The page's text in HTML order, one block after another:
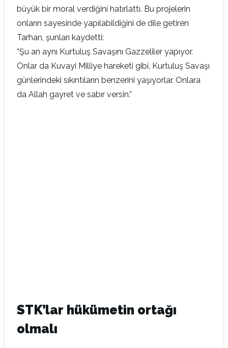
büyük bir moral verdiğini hatırlattı. Bu projelerin
onların sayesinde yapılabildiğini de dile getiren
Tarhan, şunları kaydetti:
“Şu an aynı Kurtuluş Savaşını Gazzeliler yapıyor.
Onlar da Kuvayi Milliye hareketi gibi, Kurtuluş Savaşı
günlerindeki sıkıntıların benzerini yaşıyorlar. Onlara
da Allah gayret ve sabır versin.”
STK’lar hükümetin ortağı
olmalı